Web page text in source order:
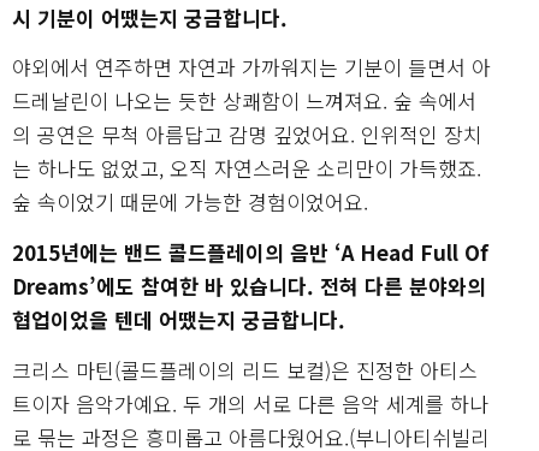
시 기분이 어땠는지 궁금합니다.
야외에서 연주하면 자연과 가까워지는 기분이 들면서 아
드레날린이 나오는 듯한 상쾌함이 느껴져요. 숲 속에서
의 공연은 무척 아름답고 감명 깊었어요. 인위적인 장치
는 하나도 없었고, 오직 자연스러운 소리만이 가득했죠.
숲 속이었기 때문에 가능한 경험이었어요.
2015년에는 밴드 콜드플레이의 음반 ‘A Head Full Of
Dreams’에도 참여한 바 있습니다. 전혀 다른 분야와의
협업이었을 텐데 어땠는지 궁금합니다.
크리스 마틴(콜드플레이의 리드 보컬)은 진정한 아티스
트이자 음악가예요. 두 개의 서로 다른 음악 세계를 하나
로 묶는 과정은 흥미롭고 아름다웠어요.(부니아티쉬빌리